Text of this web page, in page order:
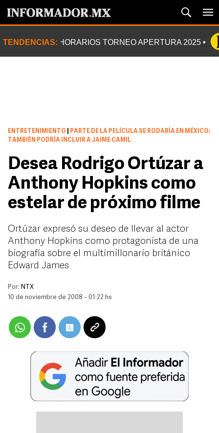
TENDENCIAS: HORARIOS TORNEO APERTURA 2025
ENTRETENIMIENTO
PARTE DE LA PELÍCULA SE RODARÍA EN MÉXICO;
TAMBIÉN PODRÍA INCLUIR A JAIME CAMIL
Desea Rodrigo Ortúzar a
Anthony Hopkins como
estelar de próximo filme
Ortúzar expresó su deseo de llevar al actor
Anthony Hopkins como protagonista de una
biografía sobre el multimillonario británico
Edward James
Por: NTX
10 de noviembre de 2008 - 01:22 hs